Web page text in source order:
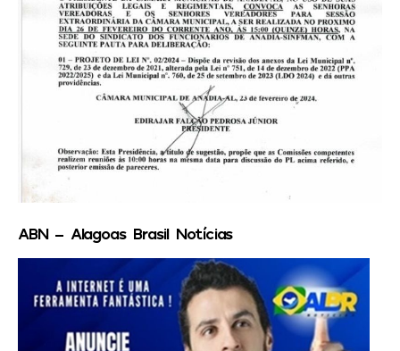
ABN – Alagoas Brasil Notícias